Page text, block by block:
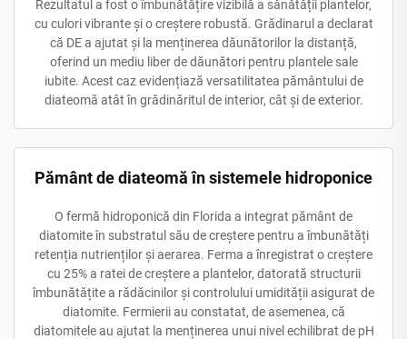
Rezultatul a fost o îmbunătățire vizibilă a sănătății plantelor,
cu culori vibrante și o creștere robustă. Grădinarul a declarat
că DE a ajutat și la menținerea dăunătorilor la distanță,
oferind un mediu liber de dăunători pentru plantele sale
iubite. Acest caz evidențiază versatilitatea pământului de
diateomă atât în grădinăritul de interior, cât și de exterior.
Pământ de diateomă în sistemele hidroponice
O fermă hidroponică din Florida a integrat pământ de
diatomite în substratul său de creștere pentru a îmbunătăți
retenția nutrienților și aerarea. Ferma a înregistrat o creștere
cu 25% a ratei de creștere a plantelor, datorată structurii
îmbunătățite a rădăcinilor și controlului umidității asigurat de
diatomite. Fermierii au constatat, de asemenea, că
diatomitele au ajutat la menținerea unui nivel echilibrat de pH